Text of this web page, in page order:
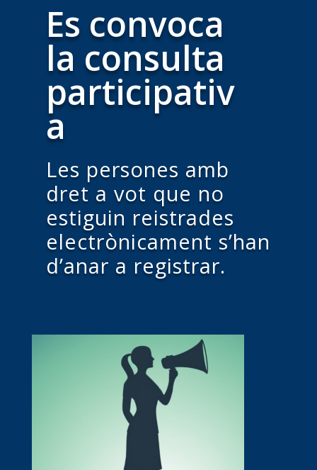
Es convoca
la consulta
participativ
a
Les persones amb
dret a vot que no
estiguin reistrades
electrònicament s’han
d’anar a registrar.